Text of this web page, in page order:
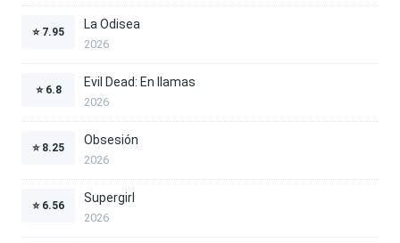
⭐ 7.95
La Odisea
2026
⭐ 6.8
Evil Dead: En llamas
2026
⭐ 8.25
Obsesión
2026
⭐ 6.56
Supergirl
2026